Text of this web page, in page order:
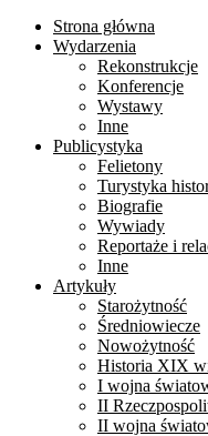
Strona główna
Wydarzenia
Rekonstrukcje
Konferencje
Wystawy
Inne
Publicystyka
Felietony
Turystyka
Biografie
Wywiady
Reportaże i
Inne
Artykuły
Starożytność
Średniowiecze
Nowożytność
Historia XIX
I wojna
II
II wojna